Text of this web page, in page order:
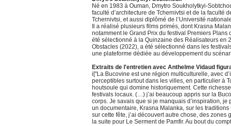
Né en 1983 à Ouman, Dmytro Soukholytkyi-
faculté d’architecture de Tchernivtsi et de la faculté
Tchernivtsi, et aussi diplômé de l’Université
Il a réalisé plusieurs films primés, dont Krasna
notamment le Grand Prix du festival Premiers Plans
été sélectionné à la Quinzaine des Réalisateurs en
Obstacles (2022), a été sélectionné dans les
une plateforme dédiée au développement du
Extraits de l'entretien avec Anthelme Vidaud
i["La Bucovine est une région multiculturelle, avec
perceptibles surtout dans les villes, en particulier à
houtsoule qui domine historiquement. Cette
festivals locaux. (…) j’ai beaucoup appris sur la
corps. Je savais que si je manquais d’inspiration,
un documentaire, Krasna Malanka, sur les
sur cette fête, j’ai découvert autre chose, des
la suite pour Le Serment de Pamfir. Au bout du